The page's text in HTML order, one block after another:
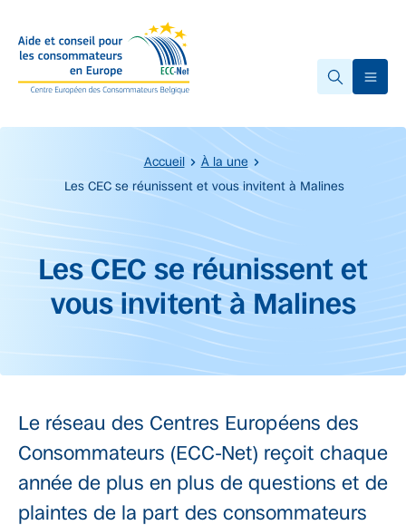
Accueil
À la une
Les CEC se réunissent et vous invitent à Malines
Les CEC se réunissent et
vous invitent à Malines
Le réseau des Centres Européens des
Consommateurs (ECC-Net) reçoit chaque
année de plus en plus de questions et de
plaintes de la part des consommateurs